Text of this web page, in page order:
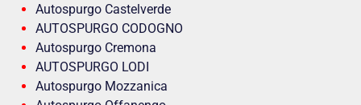
Autospurgo Castelverde
AUTOSPURGO CODOGNO
Autospurgo Cremona
AUTOSPURGO LODI
Autospurgo Mozzanica